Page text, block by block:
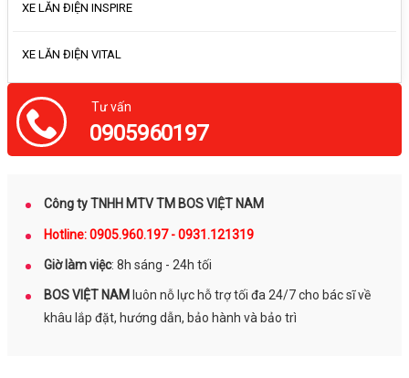
XE LĂN ĐIỆN INSPIRE
XE LĂN ĐIỆN VITAL
Tư vấn
0905960197
Công ty TNHH MTV TM BOS VIỆT NAM
Hotline: 0905.960.197 - 0931.121319
Giờ làm việc: 8h sáng - 24h tối
BOS VIỆT NAM luôn nỗ lực hỗ trợ tối đa 24/7 cho bác sĩ về
khâu lắp đặt, hướng dẫn, bảo hành và bảo trì